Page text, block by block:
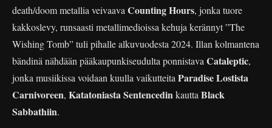
death/doom metallia veivaava Counting Hours, jonka tuore
kakkoslevy, runsaasti metallimedioissa kehuja kerännyt ”The
Wishing Tomb” tuli pihalle alkuvuodesta 2024. Illan kolmantena
bändinä nähdään pääkaupunkiseudulta ponnistava Cataleptic,
jonka musiikissa voidaan kuulla vaikutteita Paradise Lostista
Carnivoreen, Katatoniasta Sentencedinkautta Black
Sabbathiin.